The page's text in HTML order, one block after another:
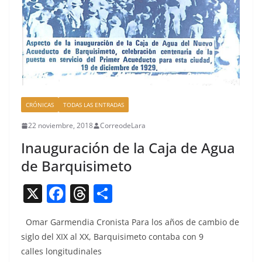
CRÓNICAS TODAS LAS ENTRADAS
22 noviembre, 2018 CorreodeLara
Inauguración de la Caja de Agua
de Barquisimeto
X F
c
e
T
re
a
o
m
Omar Gar­men­dia Cro­nista Para los años de cam­bio de
siglo del XIX al XX, Bar­quisime­to con­ta­ba con 9
calles longitudinales